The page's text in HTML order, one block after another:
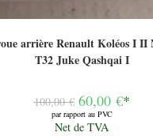
arrière Renault Koléos I II
T32 Juke Qashqai I
100,00€ Le
prix
initial
était :
60,00 €*
par rapport au PVC
Le
Net de TVA